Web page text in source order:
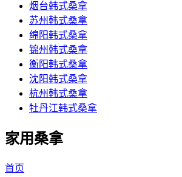
烟台韩式桑拿
苏州韩式桑拿
绵阳韩式桑拿
锦州韩式桑拿
衡阳韩式桑拿
沈阳韩式桑拿
杭州韩式桑拿
牡丹江韩式桑拿
家用桑拿
首页